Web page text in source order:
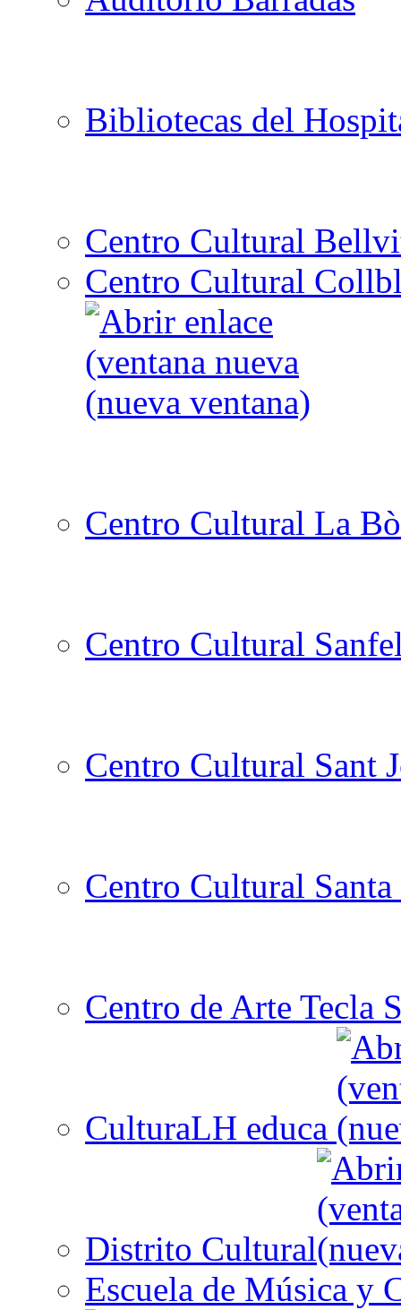
Bibliotecas del
Centro Cultural
Centro Cultural
Centro Cultural La
Centro Cultural
Centro Cultural Sant
Centro Cultural
Centro de Arte Tecla
CulturaLH educa
Distrito Cultural
Escuela de Música y